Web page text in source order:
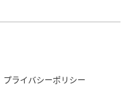
プライバシーポリシー